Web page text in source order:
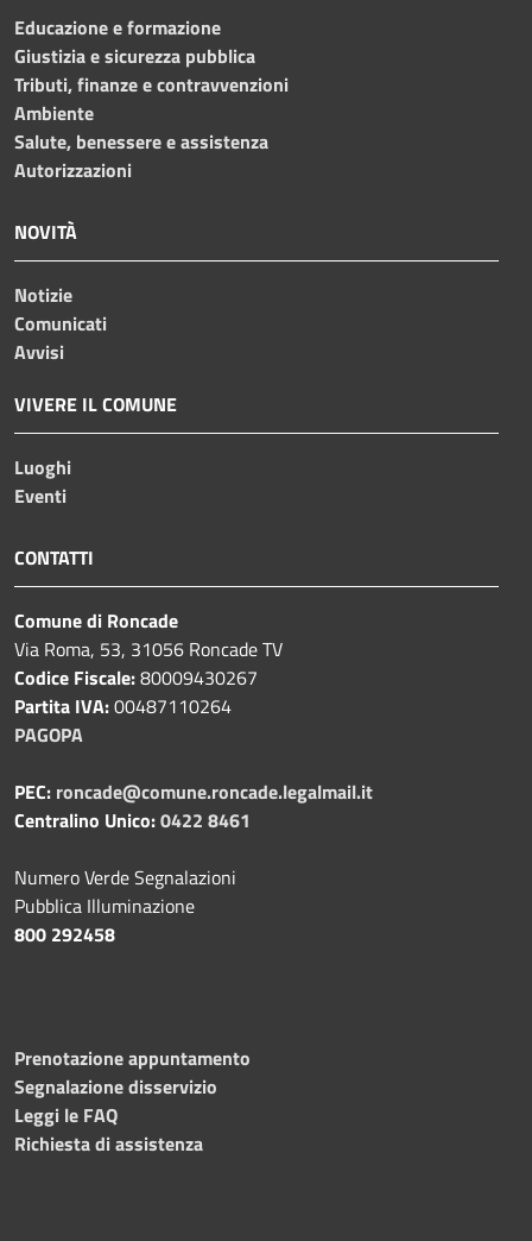
Educazione e formazione
Giustizia e sicurezza pubblica
Tributi, finanze e contravvenzioni
Ambiente
Salute, benessere e assistenza
Autorizzazioni
NOVITÀ
Notizie
Comunicati
Avvisi
VIVERE IL COMUNE
Luoghi
Eventi
CONTATTI
Comune di Roncade
Via Roma, 53, 31056 Roncade TV
Codice Fiscale:80009430267
Partita IVA:00487110264
PAGOPA
PEC: roncade@comune.roncade.legalmail.it
Centralino Unico:0422 8461
Numero Verde Segnalazioni
Pubblica Illuminazione
800 292458
Prenotazione appuntamento
Segnalazione disservizio
Leggi le FAQ
Richiesta di assistenza